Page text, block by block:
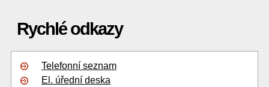
Rychlé odkazy
Telefonní seznam
El. úřední deska